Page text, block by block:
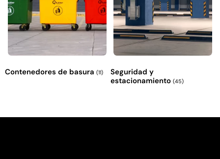
Contenedores de basura (11)
Seguridad y
estacionamiento (45)